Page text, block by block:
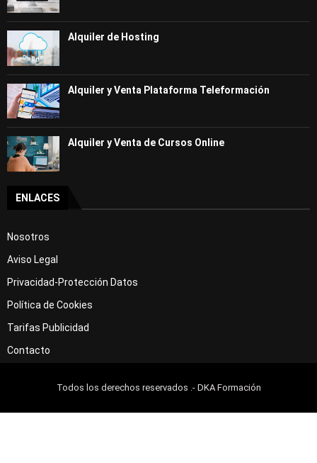
Alquiler de Hosting
Alquiler y Venta Plataforma Teleformación
Alquiler y Venta de Cursos Online
ENLACES
Nosotros
Aviso Legal
Privacidad-Protección Datos
Política de Cookies
Tarifas Publicidad
Contacto
Todos los derechos reservados .- DKA Formación